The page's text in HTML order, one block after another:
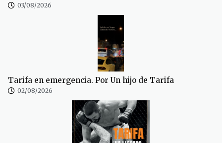
03/08/2026
Tarifa en emergencia. Por Un hijo de Tarifa
02/08/2026